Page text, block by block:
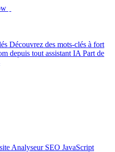
did my rankings mo
Découvrez des mots-clés à fort
depuis tout assistant IA Part de
Analyseur SEO JavaScript